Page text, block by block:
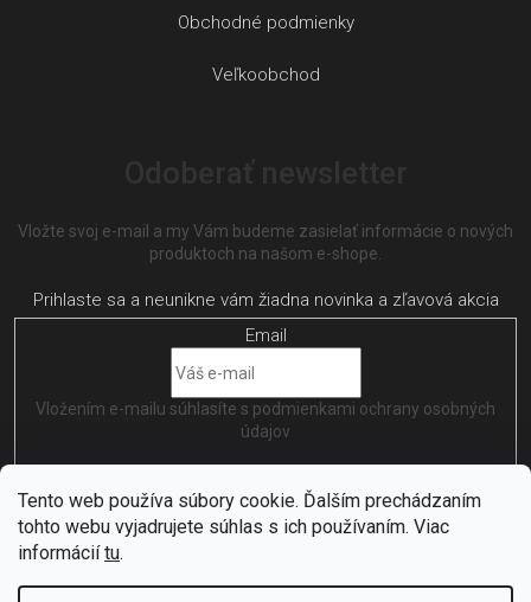
Tento web používa súbory cookie. Ďalším prechádzaním
tohto webu vyjadrujete súhlas s ich používaním. Viac
informáciítu.
Obchodné podmienky
Veľkoobchod
Vložte svoj e-mail a my Vám budeme zasielať informácie o nových
produktoch na našom e-shope.
Email
Vložením e-mailu súhlasíte s podmienkami ochrany osobných
údajov
PRIHLÁSIŤ SA